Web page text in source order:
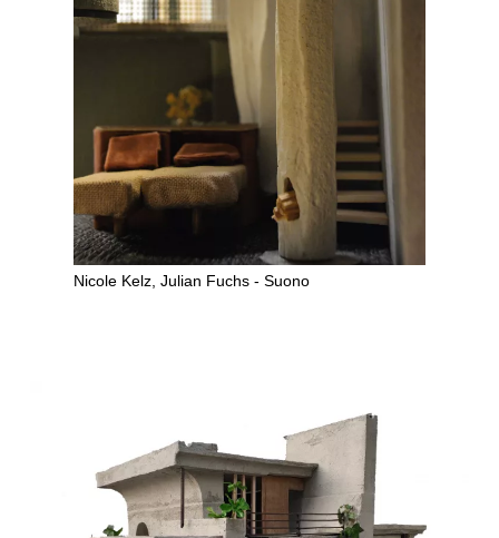
Nicole Kelz, Julian Fuchs - Suono